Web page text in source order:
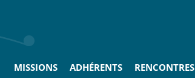
MISSIONS ADHÉRENTS RENCONTRES